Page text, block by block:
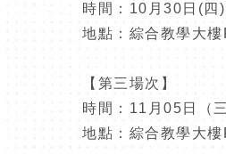
時間： 10 月30 日 ( 四 )
地點：綜合教學大樓
【第三場次】
時間： 11 月05 日（三
地點：綜合教學大樓